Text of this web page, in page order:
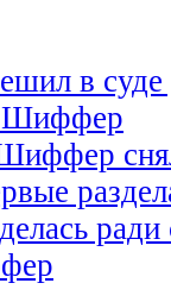
в суде
Шиффер